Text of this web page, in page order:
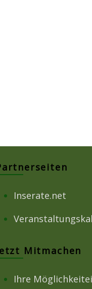
Inserate.net
Mitmachen
Ihre